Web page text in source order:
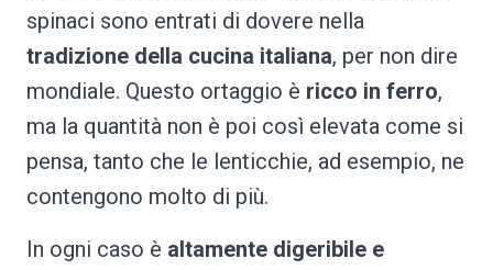
spinaci sono entrati di dovere nella
tradizione della cucina italiana, per non dire
mondiale. Questo ortaggio è ricco in ferro,
ma la quantità non è poi così elevata come si
pensa, tanto che le lenticchie, ad esempio, ne
contengono molto di più.
In ogni caso è altamente digeribile e